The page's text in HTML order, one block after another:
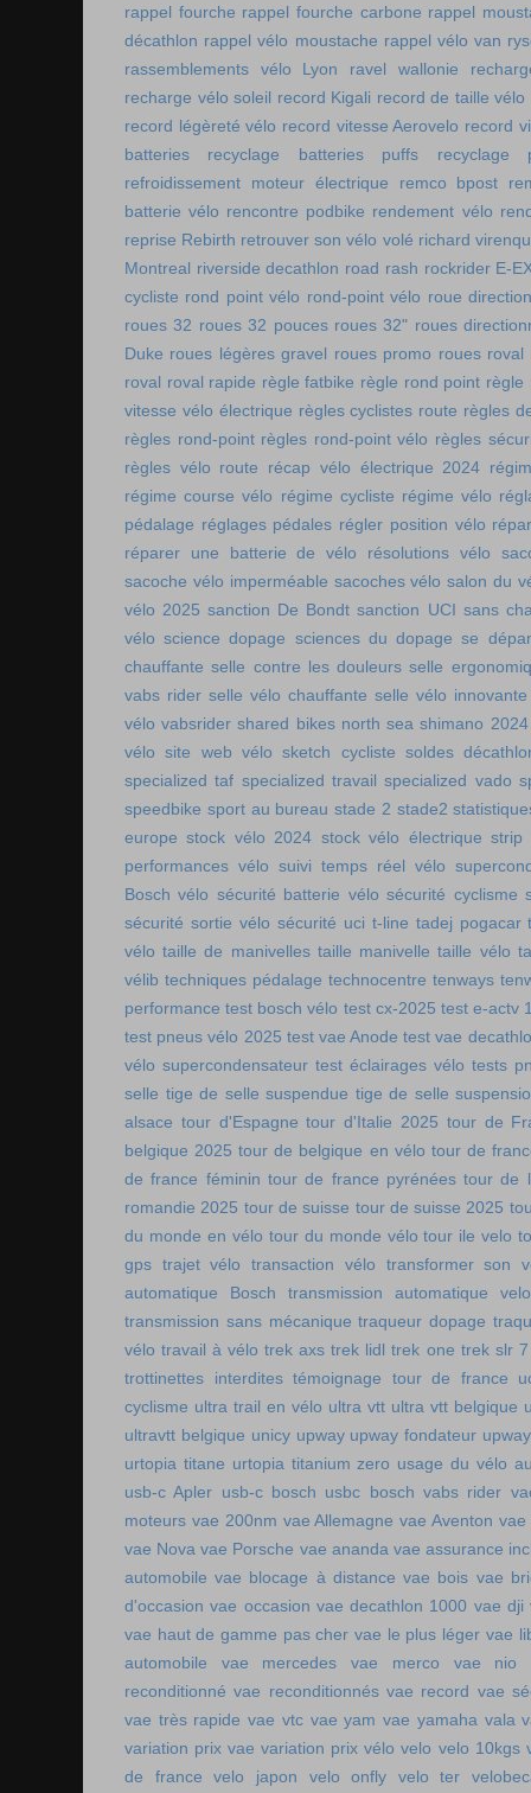
rappel fourche rappel fourche carbone rappel
décathlon rappel vélo moustache rappel vélo van
rassemblements vélo Lyon
ravel wallonie
recharge vélo soleil record Kigali record de taille vélo
record légèreté vélo record vitesse Aerovelo record
batteries
recyclage batteries puffs
recyclage
refroidissement moteur électrique
remco bpost
batterie vélo rencontre podbike rendement vélo
reprise Rebirth retrouver son vélo volé richard
Montreal riverside decathlon road rash rockrider E-
cycliste rond point vélo rond-point vélo roue
roues 32 roues 32 pouces roues 32" roues
Duke roues légères gravel roues promo roues roval
roval roval rapide règle fatbike règle rond point règle
vitesse vélo électrique règles cyclistes route règles
règles rond-point règles rond-point vélo règles
règles vélo route
récap vélo électrique 2024
régime course vélo régime cycliste régime vélo
pédalage réglages pédales régler position vélo
réparer une batterie de vélo
résolutions vélo
sacoche vélo imperméable sacoches vélo salon du
vélo 2025 sanction De Bondt sanction UCI sans
vélo science dopage sciences du dopage se
chauffante selle contre les douleurs selle
vabs rider selle vélo chauffante selle vélo innovante
vélo vabsrider shared bikes north sea shimano 2024
vélo site web vélo sketch cycliste soldes
specialized taf specialized travail specialized vado
speedbike sport au bureau stade 2 stade2
europe stock vélo 2024 stock vélo électrique strip
performances vélo suivi temps réel vélo
Bosch vélo sécurité batterie vélo sécurité cyclisme
sécurité sortie vélo sécurité uci t-line tadej pogacar
vélo taille de manivelles taille manivelle taille vélo
vélib techniques pédalage technocentre tenways
performance test bosch vélo test cx-2025 test e-actv
test pneus vélo 2025 test vae Anode test vae
vélo supercondensateur test éclairages vélo tests
selle tige de selle suspendue tige de selle
alsace tour d'Espagne tour d'Italie 2025 tour de
belgique 2025 tour de belgique en vélo tour de
de france féminin tour de france pyrénées tour de
romandie 2025 tour de suisse tour de suisse 2025
du monde en vélo tour du monde vélo tour ile velo
gps trajet vélo transaction vélo
transformer son
automatique Bosch
transmission automatique
transmission sans mécanique traqueur dopage
vélo travail à vélo trek axs trek lidl trek one trek slr 7
trottinettes interdites témoignage tour de france
cyclisme ultra trail en vélo ultra vtt ultra vtt belgique
ultravtt belgique unicy upway upway fondateur
urtopia titane urtopia titanium zero usage du vélo
usb-c Apler usb-c bosch usbc bosch vabs rider
moteurs vae 200nm vae Allemagne vae Aventon vae
vae Nova vae Porsche vae ananda vae assurance
automobile vae blocage à distance vae bois vae
d'occasion vae occasion vae decathlon 1000 vae dji
vae haut de gamme pas cher vae le plus léger vae
automobile
vae mercedes vae merco
vae nio
reconditionné vae reconditionnés vae record vae
vae très rapide vae vtc vae yam vae yamaha vala
variation prix vae variation prix vélo velo velo 10kgs
de france
velo japon velo onfly velo ter